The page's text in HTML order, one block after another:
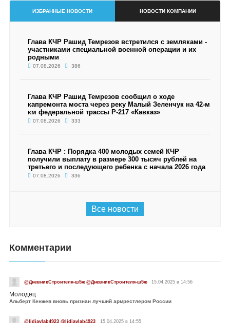
ИЗБРАННЫЕ НОВОСТИ НОВОСТИ КОМПАНИИ
Глава КЧР Рашид Темрезов встретился с земляками -
участниками специальной военной операции и их
родными
07.08.2026 386
Глава КЧР Рашид Темрезов сообщил о ходе
капремонта моста через реку Малый Зеленчук на 42-м
км федеральной трассы Р-217 «Кавказ»
07.08.2026 333
Глава КЧР : Порядка 400 молодых семей КЧР
получили выплату в размере 300 тысяч рублей на
третьего и последующего ребенка с начала 2026 года
07.08.2026 336
Все новости
Комментарии
@ДневникСтроителя-ш5ж @ДневникСтроителя-ш5ж 15.04.2025 в 14:56
Молодец
Альберт Кенжев вновь признан лучший армрестлером России
@lidiavlab4923 @lidiavlab4923 15.04.2025 в 14:55